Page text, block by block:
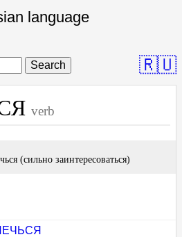
language
Search 🇷🇺
verb
(сильно заинтересоваться)